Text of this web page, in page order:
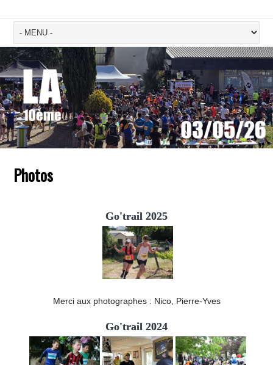
Photos
Go'trail 2025
Merci aux photographes : Nico, Pierre-Yves
Go'trail 2024